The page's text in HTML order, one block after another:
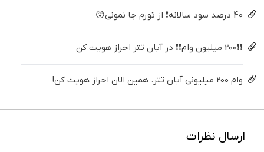
40 درصد سود سالانه❗ از تورم جا نمونی😲
❗❗200 میلیون وام❗❗ در آبان تتر احراز هویت کن
وام 200 میلیونی آبان تتر. همین الان احراز هویت کن!
ارسال نظرات